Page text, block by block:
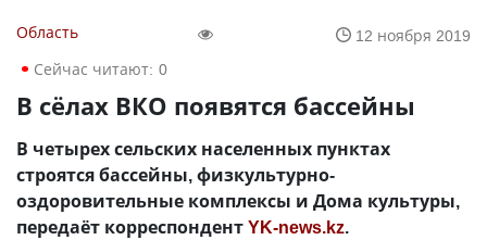
Область
12 ноября 2019
Сейчас читают: 0
В сёлах ВКО появятся бассейны
В четырех сельских населенных пунктах
строятся бассейны, физкультурно-
оздоровительные комплексы и Дома культуры,
передаёт корреспондентYK-news.kz.